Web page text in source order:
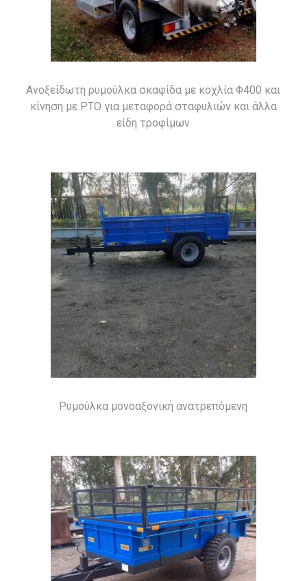
o
Ανοξείδωτη ρυμούλκα σκαφίδα με κοχλία Φ400 και
κίνηση με PTO για μεταφορά σταφυλιών και άλλα
είδη τροφίμων
Ρυμούλκα μονοαξονική ανατρεπόμενη